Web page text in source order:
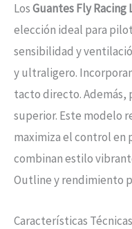
LosGuantes Fly
elección ideal para
sensibilidad y
y ultraligero.
tacto directo. Además,
superior. Este modelo
maximiza el control en
combinan estilo
Outline y rendimiento
Características